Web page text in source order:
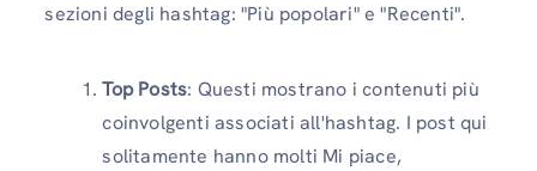
sezioni degli hashtag: "Più popolari" e "Recenti".
Top Posts: Questi mostrano i contenuti più
coinvolgenti associati all'hashtag. I post qui
solitamente hanno molti Mi piace,